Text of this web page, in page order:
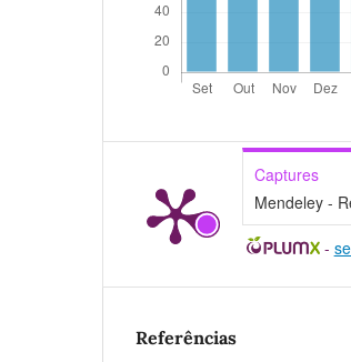
Captures
Mendeley -
-
Referências